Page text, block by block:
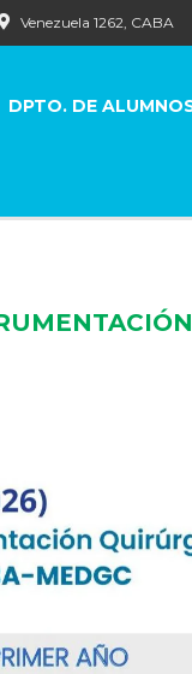
Venezuela 1262, CABA
DPTO. DE